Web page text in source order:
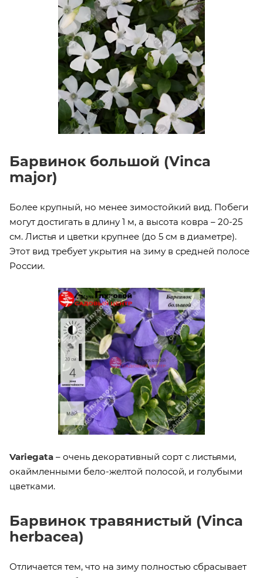
Барвинок большой (Vinca
major)
Более крупный, но менее зимостойкий вид. Побеги
могут достигать в длину 1 м, а высота ковра – 20-25
см. Листья и цветки крупнее (до 5 см в диаметре).
Этот вид требует укрытия на зиму в средней полосе
России.
Variegata – очень декоративный сорт с листьями,
окаймленными бело-желтой полосой, и голубыми
цветками.
Барвинок травянистый (Vinca
herbacea)
Отличается тем, что на зиму полностью сбрасывает